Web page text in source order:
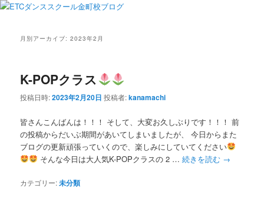
月別アーカイブ:2023年2月
K-POPクラス
投稿日時:2023年2月20日 投稿者:kanamachi
皆さんこんばんは！！！ そして、大変お久しぶりです！！！ 前
の投稿からだいぶ期間があいてしまいましたが、 今日からまた
ブログの更新頑張っていくので、楽しみにしていてください
そんな今日は大人気K-POPクラスの 2 … 続きを読む →
カテゴリー:未分類